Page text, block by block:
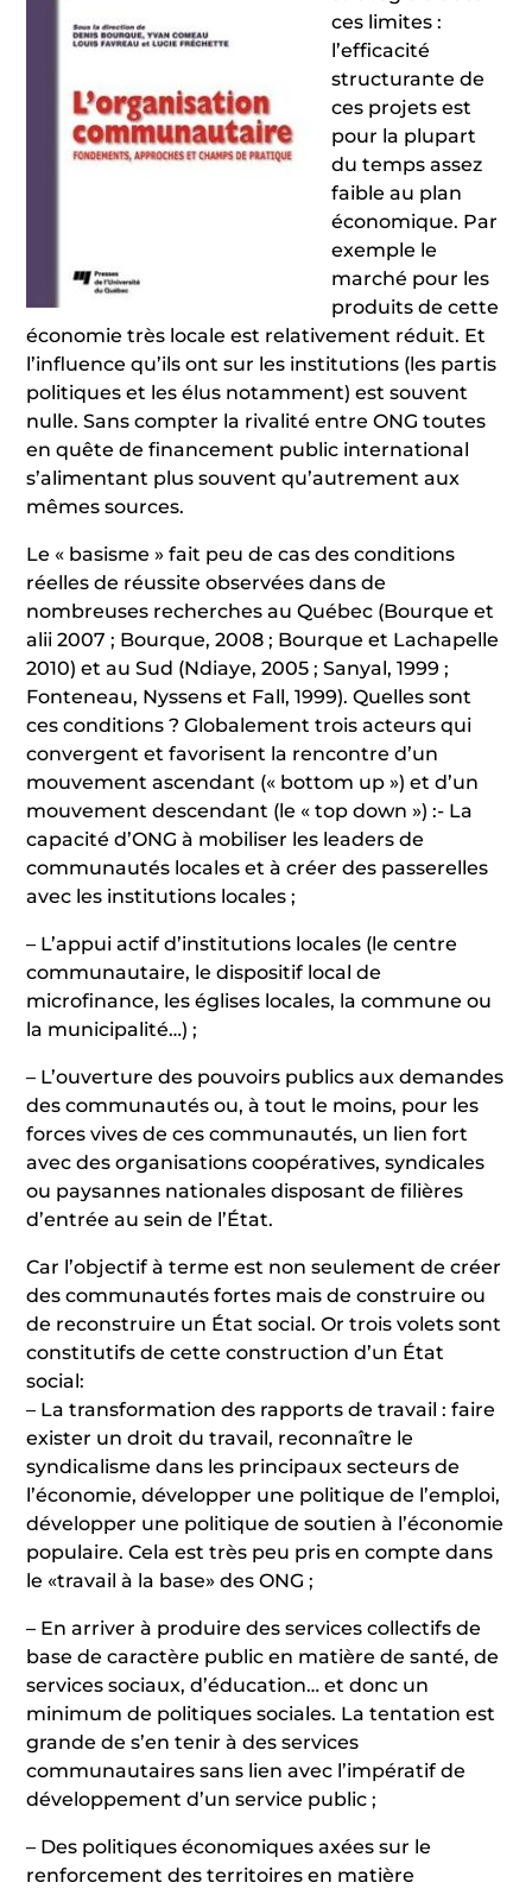
ces limites :
l’efficacité
structurante de
ces projets est
pour la plupart
du temps assez
faible au plan
économique. Par
exemple le
marché pour les
produits de cette
économie très locale est relativement réduit. Et
l’influence qu’ils ont sur les institutions (les partis
politiques et les élus notamment) est souvent
nulle. Sans compter la rivalité entre ONG toutes
en quête de financement public international
s’alimentant plus souvent qu’autrement aux
mêmes sources.
Le « basisme » fait peu de cas des conditions
réelles de réussite observées dans de
nombreuses recherches au Québec (Bourque et
alii 2007 ; Bourque, 2008 ; Bourque et Lachapelle
2010) et au Sud (Ndiaye, 2005 ; Sanyal, 1999 ;
Fonteneau, Nyssens et Fall, 1999). Quelles sont
ces conditions ? Globalement trois acteurs qui
convergent et favorisent la rencontre d’un
mouvement ascendant (« bottom up ») et d’un
mouvement descendant (le « top down ») :- La
capacité d’ONG à mobiliser les leaders de
communautés locales et à créer des passerelles
avec les institutions locales ;
– L’appui actif d’institutions locales (le centre
communautaire, le dispositif local de
microfinance, les églises locales, la commune ou
la municipalité…) ;
– L’ouverture des pouvoirs publics aux demandes
des communautés ou, à tout le moins, pour les
forces vives de ces communautés, un lien fort
avec des organisations coopératives, syndicales
ou paysannes nationales disposant de filières
d’entrée au sein de l’État.
Car l’objectif à terme est non seulement de créer
des communautés fortes mais de construire ou
de reconstruire un État social. Or trois volets sont
constitutifs de cette construction d’un État
social:
– La transformation des rapports de travail : faire
exister un droit du travail, reconnaître le
syndicalisme dans les principaux secteurs de
l’économie, développer une politique de l’emploi,
développer une politique de soutien à l’économie
populaire. Cela est très peu pris en compte dans
le «travail à la base» des ONG ;
– En arriver à produire des services collectifs de
base de caractère public en matière de santé, de
services sociaux, d’éducation… et donc un
minimum de politiques sociales. La tentation est
grande de s’en tenir à des services
communautaires sans lien avec l’impératif de
développement d’un service public ;
– Des politiques économiques axées sur le
renforcement des territoires en matière